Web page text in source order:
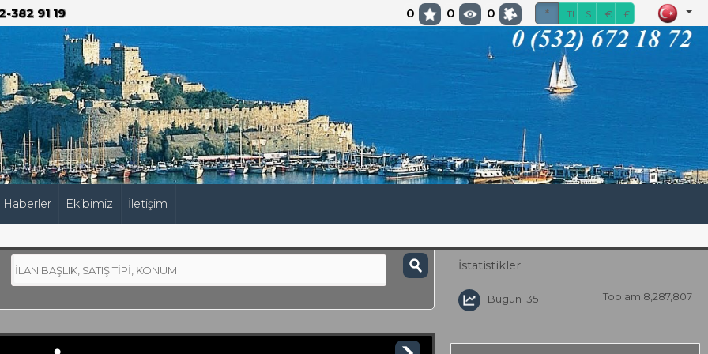
382 91 19 0 0 0 * TL $ € £
Haberler Ekibimiz İletişim
İstatistikler
Bugün:135 Toplam:8,287,807